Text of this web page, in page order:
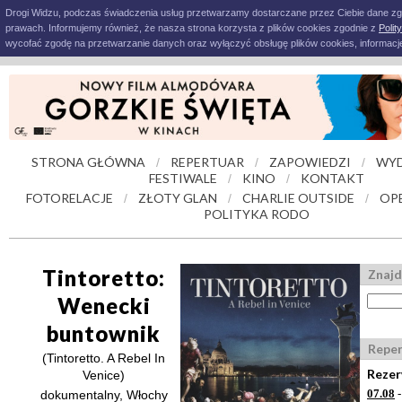
Drogi Widzu, podczas świadczenia usług przetwarzamy dostarczane przez Ciebie dane
prawach. Informujemy również, że nasza strona korzysta z plików cookies zgodnie z
wycofać zgodę na przetwarzanie danych oraz wyłączyć obsługę plików cookies,
STRONA GŁÓWNA / REPERTUAR / ZAPOWIEDZI /
FESTIWALE
/ KINO /
KONTAKT
FOTORELACJE
/ ZŁOTY GLAN / CHARLIE OUTSIDE /
POLITYKA RODO
Tintoretto:
Wenecki
buntownik
(Tintoretto. A Rebel In
Venice)
dokumentalny, Włochy
07.08